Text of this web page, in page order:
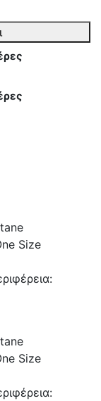
Size
Size